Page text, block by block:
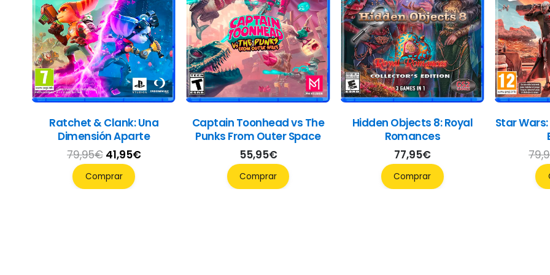
Ratchet & Clank: Una
Dimensión Aparte
79,95€ El
precio
original
41,95€El
Comprar
Captain Toonhead vs The
Punks From Outer Space
55,95€
Comprar
Hidden Objects 8: Royal
Romances
77,95€
Comprar
Star